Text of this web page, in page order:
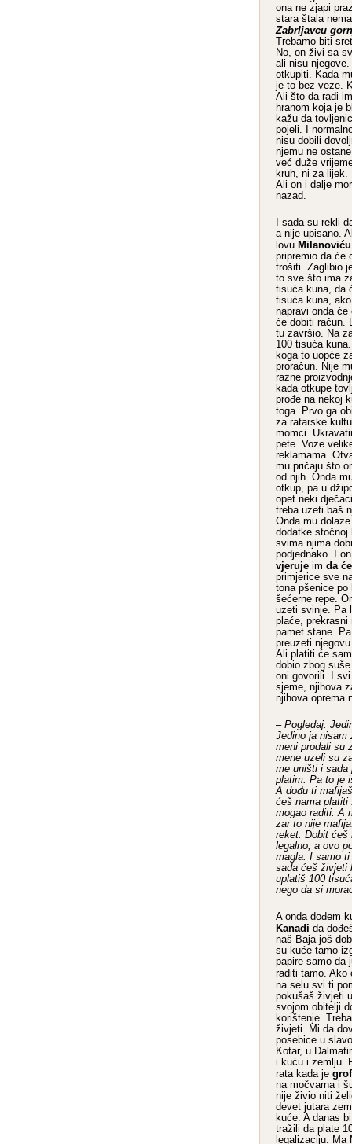
ona ne zjapi
stara štala
Zabrljavcu
Trebamo biti
No, on živi sa
ali nisu
otkupiti. Kada
je to bez veze.
Ali što da radi
hranom koja je
kažu da
pojeli. I
nisu dobili
njemu ne
već duže
kruh, ni za lijek.
Ali on i dalje
nazad.
I sada su rekli
a nije upisano.
lovu Milanoviću
pripremio da će
trošiti. Zaglibio
to sve što ima
tisuća kuna, da
tisuća kuna,
napravi onda
će dobiti račun.
tu završio. Na
100 tisuća
koga to uopće
proračun. Nije
razne
kada otkupe
prođe na nekoj
toga. Prvo ga
za ratarske
momci.
pete. Voze
reklamama.
mu pričaju što
od njih. Onda
otkup, pa u
opet neki
treba uzeti baš
Onda mu
dodatke stočnoj
svima njima
podjednako. I
vjeruje im da
primjerice sve
tona pšenice
šećerne repe.
uzeti svinje. Pa
plaće, prekrasni
pamet stane.
preuzeti
Ali platiti će
dobio zbog
oni govorili. I
sjeme, njihova
njihova oprema
– Pogledaj.
Jedino ja nisam
meni prodali su
mene uzeli su
me uništi i sada
platim. Pa to je
A dođu ti
ćeš nama platiti
mogao raditi. A
zar to nije
reket. Dobit ćeš
legalno, a ovo
magla. I samo
sada ćeš živjeti
uplatiš 100
nego da si
A onda dođem
Kanadi da
naš Baja još
su kuće tamo
papire samo da
raditi tamo.
na selu svi ti
pokušaš živjeti
svojom obitelji
korištenje.
živjeti. Mi da
posebice u
Kotar, u
i kuću i zemlju.
rata kada je
na močvarna i
nije živio niti
devet jutara
kuće. A danas
tražili da plate
legalizaciju. Ma